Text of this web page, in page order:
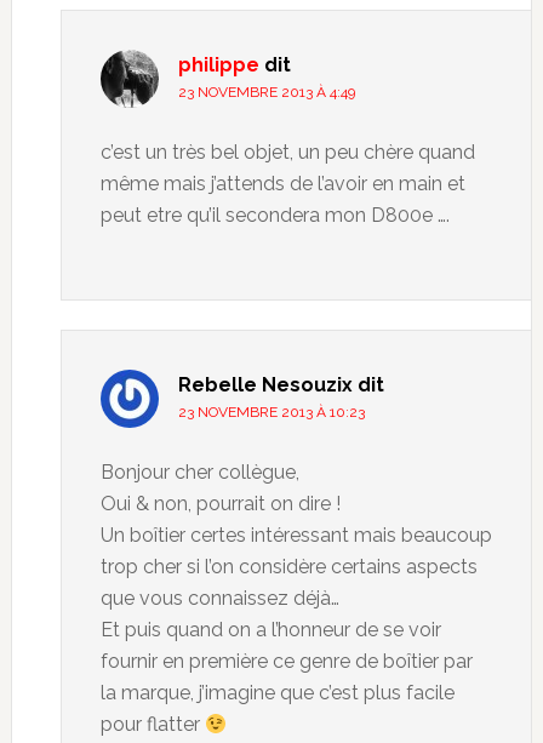
philippe dit
23 NOVEMBRE 2013 À 4:49
c’est un très bel objet, un peu chère quand
même mais j’attends de l’avoir en main et
peut etre qu’il secondera mon D800e ….
Rebelle Nesouzix dit
23 NOVEMBRE 2013 À 10:23
Bonjour cher collègue,
Oui & non, pourrait on dire !
Un boîtier certes intéressant mais beaucoup
trop cher si l’on considère certains aspects
que vous connaissez déjà…
Et puis quand on a l’honneur de se voir
fournir en première ce genre de boîtier par
la marque, j’imagine que c’est plus facile
pour flatter